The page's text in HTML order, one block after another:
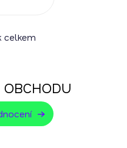
a
celkem